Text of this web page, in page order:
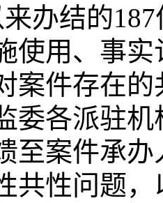
办结的
使用、事
案件存在
委各派驻
至案件承
共性问题